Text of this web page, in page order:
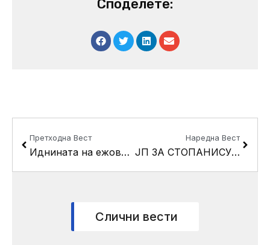
Споделете:
Претходна Вест
Иднината на ежовите – како загрозен вид
Наредна Вест
ЈП ЗА СТОПАНИСУВАЊЕ СО СПОРТСКИ САЛИ И СПОРТСКИ ОБЈЕКТИ
Слични вести